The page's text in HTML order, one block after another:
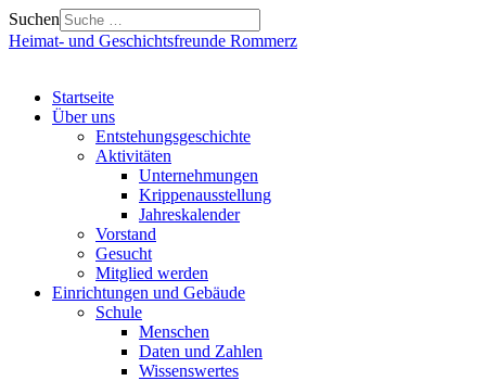
Suchen
Heimat- und Geschichtsfreunde Rommerz
Startseite
Über uns
Entstehungsgeschichte
Aktivitäten
Unternehmungen
Krippenausstellung
Jahreskalender
Vorstand
Gesucht
Mitglied werden
Einrichtungen und Gebäude
Schule
Menschen
Daten und Zahlen
Wissenswertes